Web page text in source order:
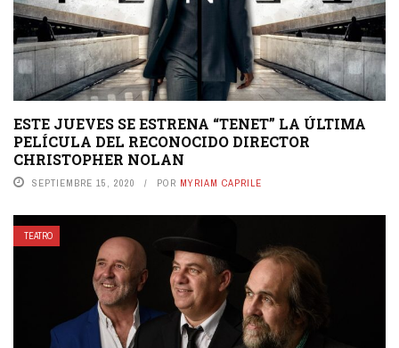
ESTE JUEVES SE ESTRENA “TENET” LA ÚLTIMA
PELÍCULA DEL RECONOCIDO DIRECTOR
CHRISTOPHER NOLAN
SEPTIEMBRE 15, 2020 POR MYRIAM CAPRILE
TEATRO